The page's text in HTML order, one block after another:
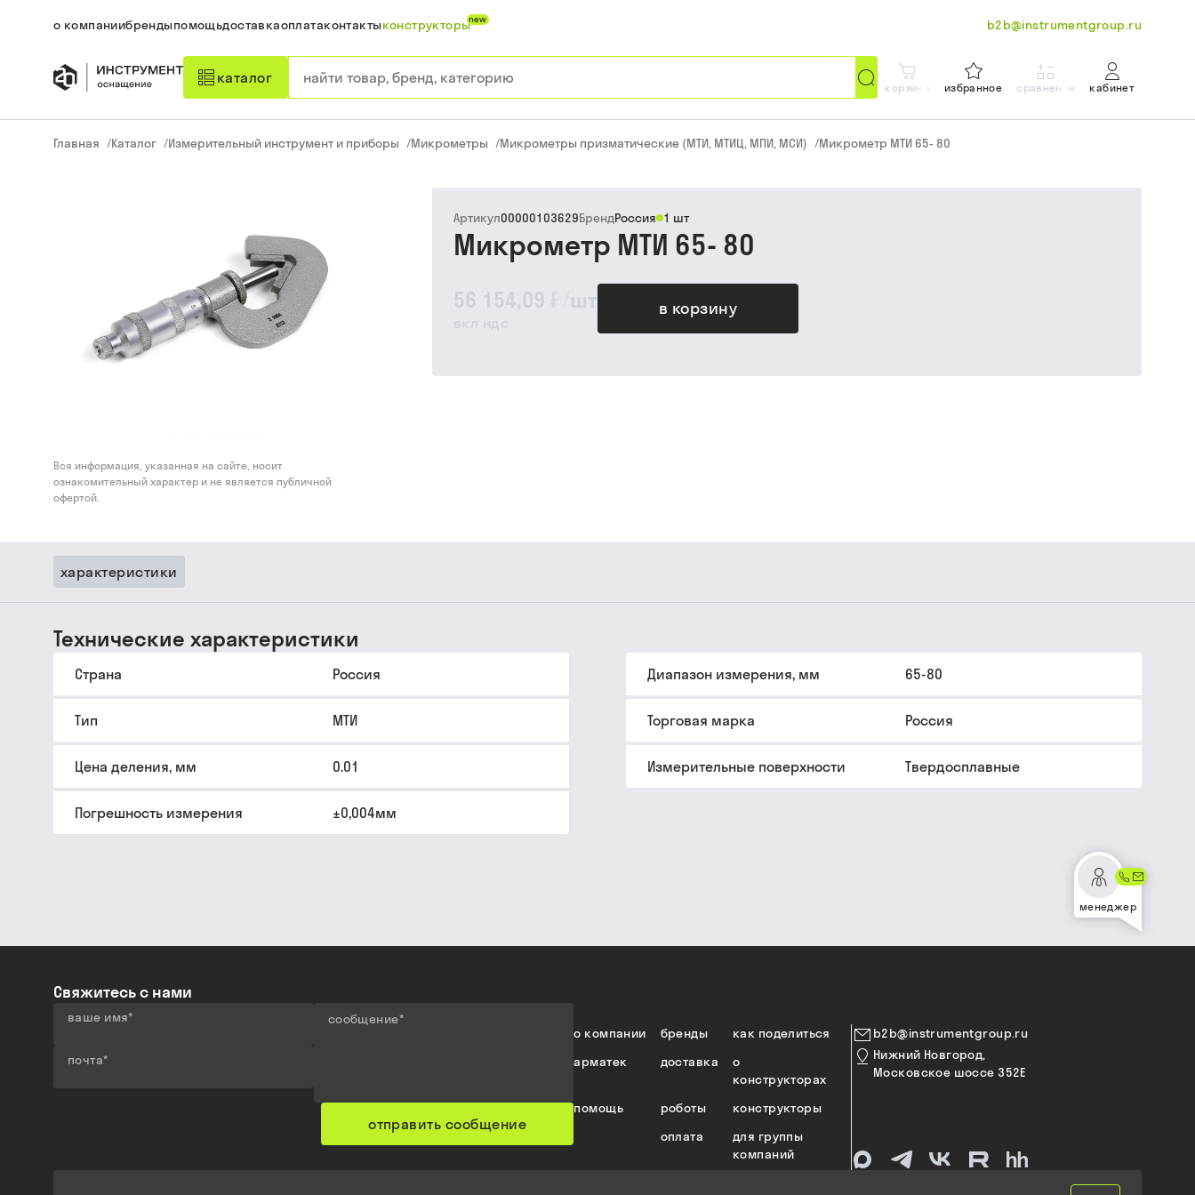
о компаниибрендыпомощьдоставкаоплатаконтактыконструкторыnew b2b@instrumentgroup.ru
каталог
корзина избранное сравнение кабинет
Главная /Каталог /Измерительный инструмент и приборы /Микрометры /Микрометры призматические (МТИ, МТИЦ, МПИ, МСИ) /Микрометр МТИ 65- 80
Вся информация, указанная на сайте, носит
ознакомительный характер и не является публичной
офертой.
56 154,09 ₽ шт
вкл ндс
в корзину
Артикул00000103629БрендРоссия 1 шт
Микрометр МТИ 65- 80
характеристики
Технические характеристики
Страна Россия Диапазон измерения, мм 65-80
Тип МТИ Торговая марка Россия
Цена деления, мм 0.01 Измерительные поверхности Твердосплавные
Погрешность измерения ±0,004мм
менеджер
Свяжитесь с нами
ваше имя*
почта*
сообщение*
отправить сообщение
как поделиться
бренды
о компании
о
конструкторах
доставка
арматек
конструкторы
роботы
помощь
для группы
компаний
оплата
b2b@instrumentgroup.ru
Нижний Новгород,
Московское шоссе 352Е